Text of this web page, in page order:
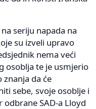
seriju napada na
su izveli upravo
nema veći
osoblja te je usmjerio
znanja da će
sebe, svoje osoblje i
SAD-a Lloyd